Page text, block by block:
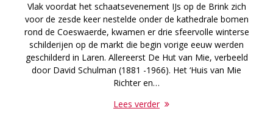
Vlak voordat het schaatsevenement IJs op de Brink zich
voor de zesde keer nestelde onder de kathedrale bomen
rond de Coeswaerde, kwamen er drie sfeervolle winterse
schilderijen op de markt die begin vorige eeuw werden
geschilderd in Laren. Allereerst De Hut van Mie, verbeeld
door David Schulman (1881 -1966). Het ‘Huis van Mie
Richter en…
Lees verder